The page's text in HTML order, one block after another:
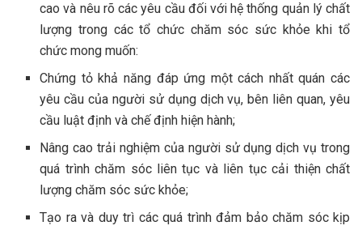
cao và nêu rõ các yêu cầu đối với hệ thống quản lý chất
lượng trong các tổ chức chăm sóc sức khỏe khi tổ
chức mong muốn:
Chứng tỏ khả năng đáp ứng một cách nhất quán các
yêu cầu của người sử dụng dịch vụ, bên liên quan, yêu
cầu luật định và chế định hiện hành;
Nâng cao trải nghiệm của người sử dụng dịch vụ trong
quá trình chăm sóc liên tục và liên tục cải thiện chất
lượng chăm sóc sức khỏe;
Tạo ra và duy trì các quá trình đảm bảo chăm sóc kịp